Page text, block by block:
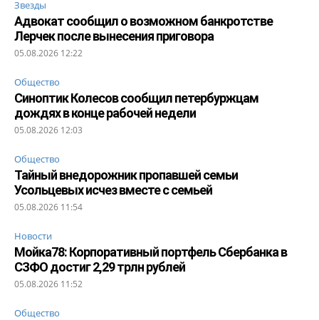
Звезды
Адвокат сообщил о возможном банкротстве
Лерчек после вынесения приговора
05.08.2026 12:22
Общество
Синоптик Колесов сообщил петербуржцам
дождях в конце рабочей недели
05.08.2026 12:03
Общество
Тайный внедорожник пропавшей семьи
Усольцевых исчез вместе с семьей
05.08.2026 11:54
Новости
Мойка78: Корпоративный портфель Сбербанка в
СЗФО достиг 2,29 трлн рублей
05.08.2026 11:52
Общество